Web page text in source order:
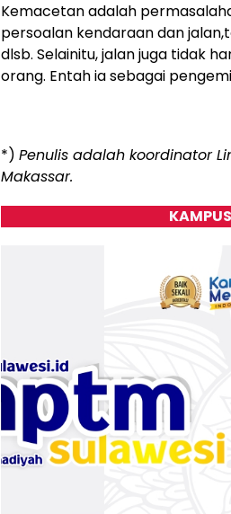
Kemacetan adalah
persoalan kendaraan dan
dlsb. Selainitu, jalan juga tidak
orang. Entah ia sebagai
*) Penulis adalah koordinator
Makassar.